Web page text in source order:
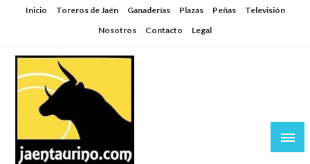
SaltarInicio Toreros de Jaén Ganaderías Plazas Peñas
Televisión
Nosotros
Contacto Legal